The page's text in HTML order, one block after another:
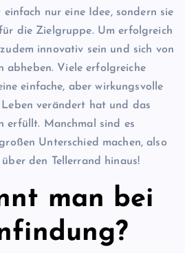
nur eine Idee, sondern sie
die Zielgruppe. Um erfolgreich
innovativ sein und sich von
abheben. Viele erfolgreiche
einfache, aber wirkungsvolle
verändert hat und das
erfüllt. Manchmal sind es
Unterschied machen, also
den Tellerrand hinaus!
man bei